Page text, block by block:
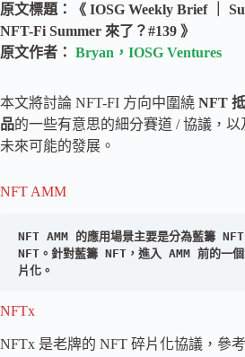
原文標題：《 IOSG Weekly Brief ｜
NFT-Fi Summer 來了？#139 》
原文作者： Bryan，IOSG Ventures
本文將討論 NFT-FI 方向中圍繞 NFT
品的一些有意思的細分賽道 / 協議，以
未來可能的發展。
NFT AMM
NFT AMM 的應用場景主要是分為藍籌
NFT。針對藍籌 NFT，進入 AMM 前的一
片化。
NFTx
NFTx 是老牌的 NFT 碎片化協議，參